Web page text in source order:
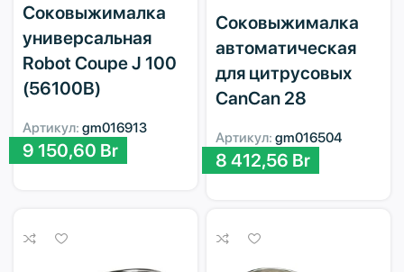
Соковыжималка
универсальная
Robot Coupe J 100
(56100B)
Артикул: gm016913
9 150,60 Br
Соковыжималка
автоматическая
для цитрусовых
CanCan 28
Артикул: gm016504
8 412,56 Br